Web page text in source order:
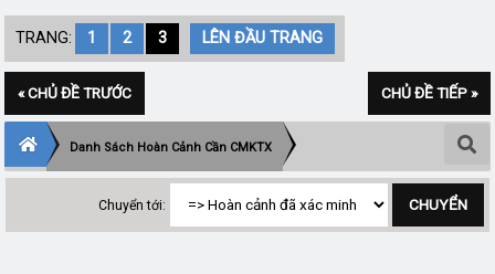
TRANG: 1 2 3 LÊN ĐẦU TRANG
« CHỦ ĐỀ TRƯỚC CHỦ ĐỀ TIẾP »
Danh Sách Hoàn Cảnh Cần CMKTX
Chuyển tới: